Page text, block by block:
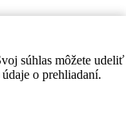
súhlas môžete udeliť
o prehliadaní.